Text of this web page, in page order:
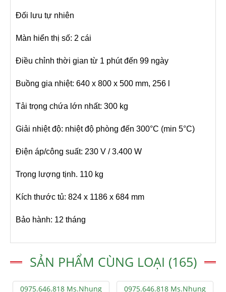
Đối lưu tự nhiên
Màn hiển thị số: 2 cái
Điều chỉnh thời gian từ 1 phút đến 99 ngày
Buồng gia nhiệt: 640 x 800 x 500 mm, 256 l
Tải trọng chứa lớn nhất: 300 kg
Giải nhiệt độ: nhiệt độ phòng đến 300°C (min 5°C)
Điện áp/công suất: 230 V / 3.400 W
Trọng lượng tịnh. 110 kg
Kích thước tủ: 824 x 1186 x 684 mm
Bảo hành: 12 tháng
SẢN PHẨM CÙNG LOẠI (165)
0975.646.818 Ms.Nhung 0975.646.818 Ms.Nhung